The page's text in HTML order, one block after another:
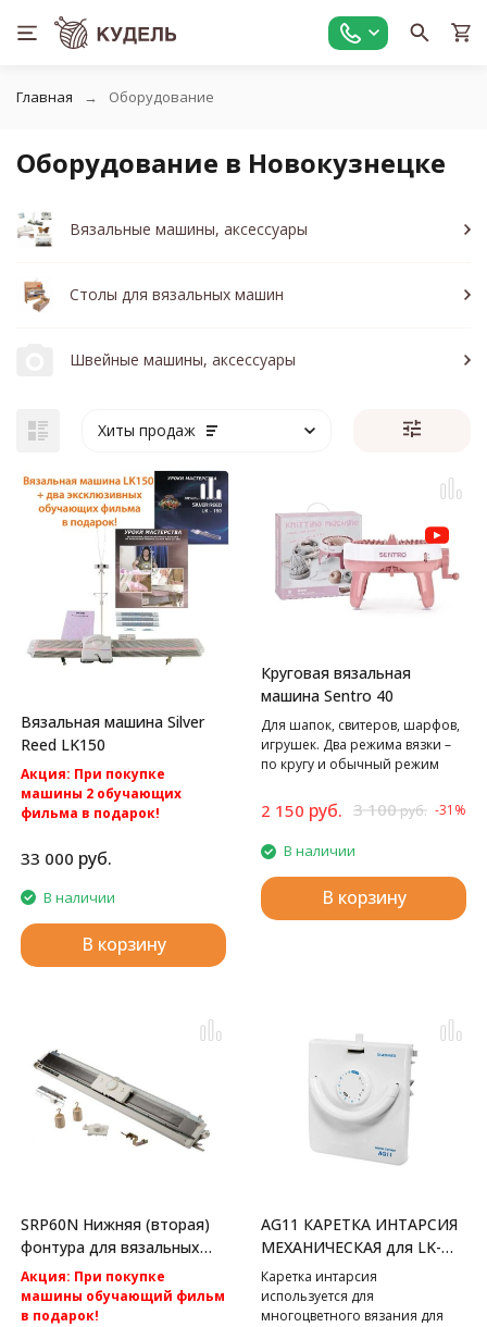
Главная Оборудование
Оборудование в Новокузнецке
Вязальные машины, аксессуары
Столы для вязальных машин
Швейные машины, аксессуары
Хиты продаж
Вязальная машина Silver
Reed LK150
Акция: При покупке
машины 2 обучающих
фильма в подарок!
доставка по России.
Silver Reed LK150
Однофонтурная вязальная
машина 4 класса.
33 000 руб.
В наличии
В корзину
Круговая вязальная
машина Sentro 40
Для шапок, свитеров, шарфов,
игрушек. Два режима вязки –
по кругу и обычный режим
2 150 руб. 3 100руб. -31%
В наличии
В корзину
SRP60N Нижняя (вторая)
фонтура для вязальных
машин Silver Reed
Акция: При покупке
машины обучающий фильм
в подарок!
AG11 КАРЕТКА ИНТАРСИЯ
МЕХАНИЧЕСКАЯ для LK-
150
Каретка интарсия
используется для
многоцветного вязания для